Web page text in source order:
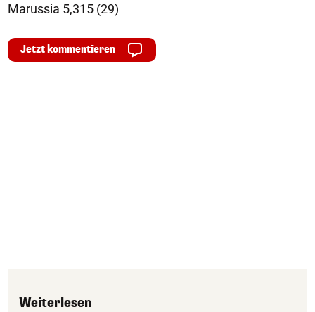
Marussia 5,315 (29)
Jetzt kommentieren
Weiterlesen